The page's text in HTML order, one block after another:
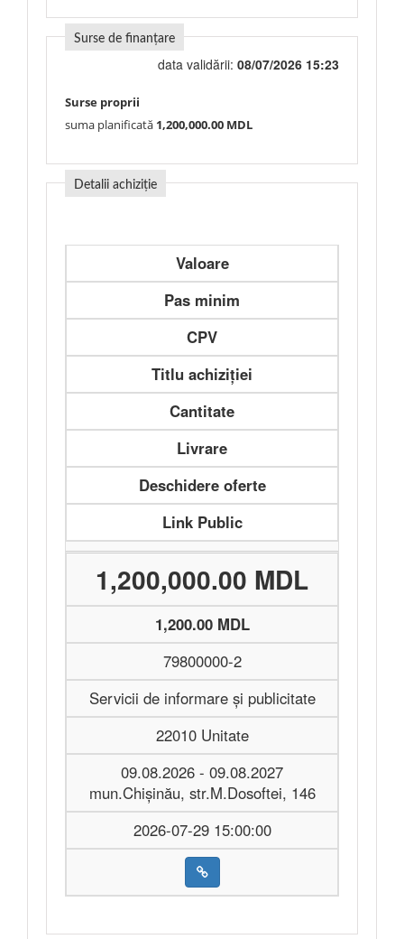
Surse de finanțare
data validării: 08/07/2026 15:23
Surse proprii
suma planificată 1,200,000.00 MDL
Detalii achiziție
Valoare
Pas minim
CPV
Titlu achiziției
Cantitate
Livrare
Deschidere oferte
Link Public
1,200,000.00 MDL
1,200.00 MDL
79800000-2
Servicii de informare și publicitate
22010 Unitate
09.08.2026 - 09.08.2027
mun.Chișinău, str.M.Dosoftei, 146
2026-07-29 15:00:00